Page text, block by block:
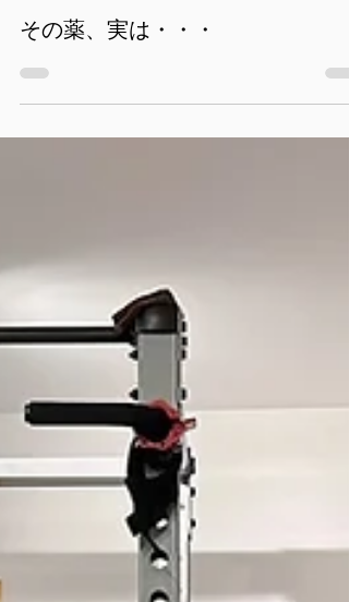
2024年1月17日
その薬、実は・・・